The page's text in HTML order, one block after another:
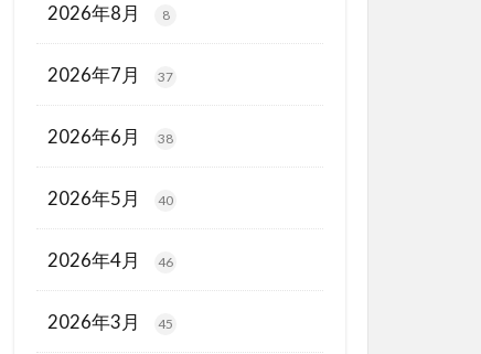
2026年8月 8
2026年7月 37
2026年6月 38
2026年5月 40
2026年4月 46
2026年3月 45